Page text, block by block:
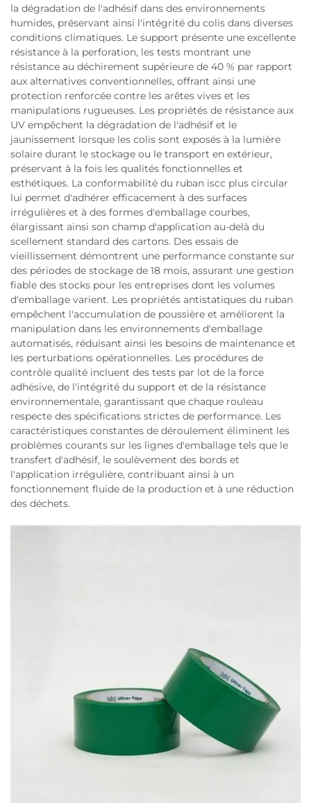
la dégradation de l'adhésif dans des environnements
humides, préservant ainsi l'intégrité du colis dans diverses
conditions climatiques. Le support présente une excellente
résistance à la perforation, les tests montrant une
résistance au déchirement supérieure de 40 % par rapport
aux alternatives conventionnelles, offrant ainsi une
protection renforcée contre les arêtes vives et les
manipulations rugueuses. Les propriétés de résistance aux
UV empêchent la dégradation de l'adhésif et le
jaunissement lorsque les colis sont exposés à la lumière
solaire durant le stockage ou le transport en extérieur,
préservant à la fois les qualités fonctionnelles et
esthétiques. La conformabilité du ruban iscc plus circular
lui permet d'adhérer efficacement à des surfaces
irrégulières et à des formes d'emballage courbes,
élargissant ainsi son champ d'application au-delà du
scellement standard des cartons. Des essais de
vieillissement démontrent une performance constante sur
des périodes de stockage de 18 mois, assurant une gestion
fiable des stocks pour les entreprises dont les volumes
d'emballage varient. Les propriétés antistatiques du ruban
empêchent l'accumulation de poussière et améliorent la
manipulation dans les environnements d'emballage
automatisés, réduisant ainsi les besoins de maintenance et
les perturbations opérationnelles. Les procédures de
contrôle qualité incluent des tests par lot de la force
adhésive, de l'intégrité du support et de la résistance
environnementale, garantissant que chaque rouleau
respecte des spécifications strictes de performance. Les
caractéristiques constantes de déroulement éliminent les
problèmes courants sur les lignes d'emballage tels que le
transfert d'adhésif, le soulèvement des bords et
l'application irrégulière, contribuant ainsi à un
fonctionnement fluide de la production et à une réduction
des déchets.